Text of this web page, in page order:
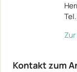
Kontakt zum